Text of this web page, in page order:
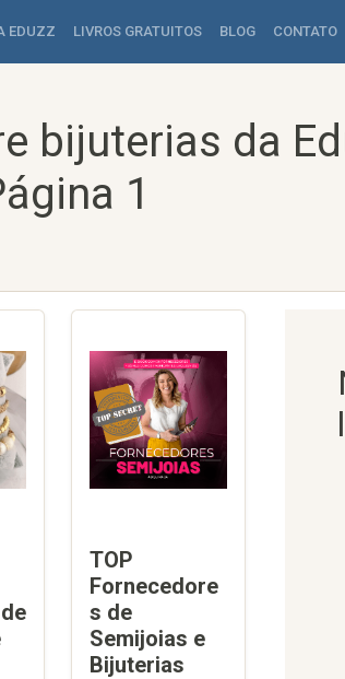
EDUZZ LIVROS GRATUITOS BLOG CONTATO
bijuterias da
1
TOP
Fornecedore
s de
Semijoias e
Bijuterias